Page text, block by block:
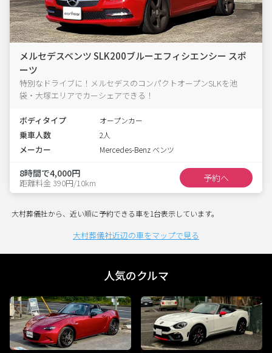
メルセデスベンツ SLK200ブルーエフィシエンシー スポ
ーツ
特別なドライブに！メルセデスのコンパクトオープンSLKを池
袋・大塚エリアでカーシェアできる！
ボディタイプ オープンカー
乗車人数 2人
メーカー Mercedes-Benz ベンツ
8時間で4,000円
距離料金 390円/10km 予約へ
大村葬儀社から、近い順に予約できる車を1台表示しています。
大村葬儀社近辺の車をマップで見る
人気のクルマ